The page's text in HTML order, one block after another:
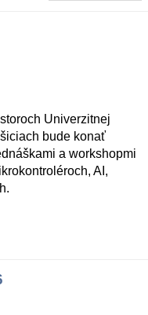
Univerzitnej
bude konať
a workshopmi
AI,